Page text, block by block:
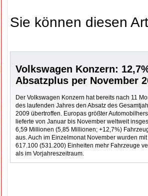
Sie können diesen
Volkswagen Konzern:
Absatzplus per November
Der Volkswagen Konzern hat bereits nach 11
des laufenden Jahres den Absatz des
2009 übertroffen. Europas größter
lieferte von Januar bis November weltweit
6,59 Millionen (5,85 Millionen; +12,7%)
aus. Auch im Einzelmonat November wurden mit
617.100 (531.200) Einheiten mehr Fahrzeuge
als im Vorjahreszeitraum.